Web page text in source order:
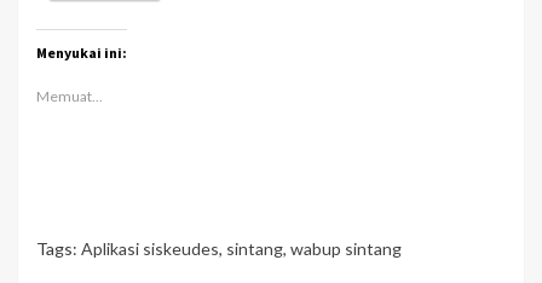
Menyukai ini:
Memuat...
Tags: Aplikasi siskeudes, sintang, wabup sintang